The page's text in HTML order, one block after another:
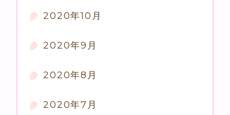
2020年10月
2020年9月
2020年8月
2020年7月